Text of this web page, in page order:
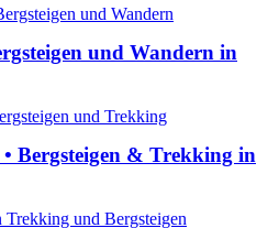
und Wandern in
Bergsteigen & Trekking in